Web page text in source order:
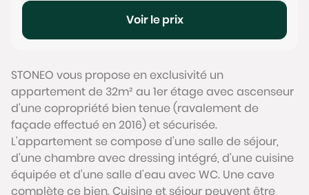
Voir le prix
STONEO vous propose en exclusivité un
appartement de 32m² au 1er étage avec ascenseur
d'une copropriété bien tenue (ravalement de
façade effectué en 2016) et sécurisée.
L'appartement se compose d'une salle de séjour,
d'une chambre avec dressing intégré, d'une cuisine
équipée et d'une salle d'eau avec WC. Une cave
complète ce bien. Cuisine et séjour peuvent être